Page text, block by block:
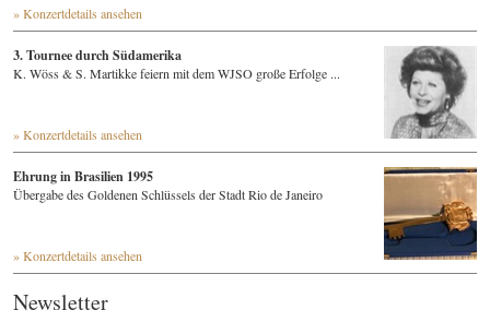
» Konzertdetails ansehen
3. Tournee durch Südamerika
K. Wöss & S. Martikke feiern mit dem WJSO große Erfolge ...
» Konzertdetails ansehen
Ehrung in Brasilien 1995
Übergabe des Goldenen Schlüssels der Stadt Rio de Janeiro
» Konzertdetails ansehen
Newsletter